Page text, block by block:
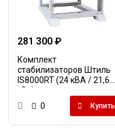
281 300 ₽
Комплект
стабилизаторов Штиль
IS8000RT (24 кВА / 21,6
кВт)
0
Купить